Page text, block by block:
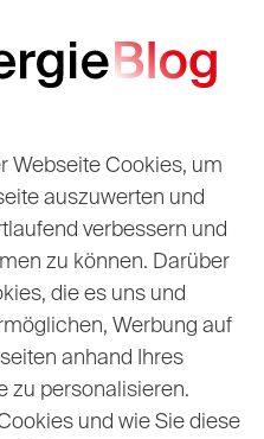
Webseite Cookies, um
auszuwerten und
verbessern und
zu können. Darüber
die es uns und
Werbung auf
anhand Ihres
zu personalisieren.
und wie Sie diese
Serie,
der